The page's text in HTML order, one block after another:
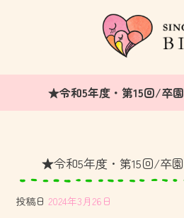
★令和5年度・第15回/卒
★令和5年度・第15回/卒
投稿日 2024年3月26日